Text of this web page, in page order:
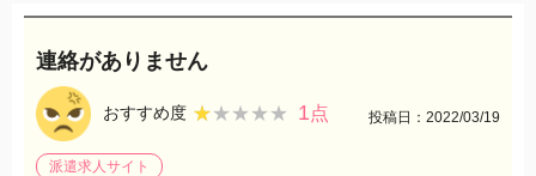
連絡がありません
おすすめ度 ★★★★★
★★★★★ 1点 投稿日：2022/03/19
派遣求人サイト